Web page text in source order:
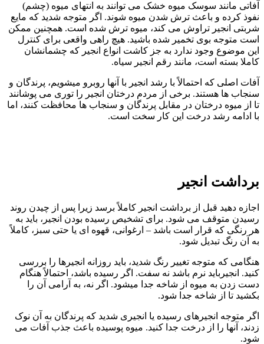
آفاتی مانند سوسک میوه خشک می توانند به انتهای میوه (چشم)
نفوذ کرده و باعث ترش شدن میوه شوند. اگر متوجه شدید که مایع
شربتی انجیر تراوش می کند، میوه ترش شده است. همچنین ممکن
است متوجه بوی تخمیر شده باشید. هیچ راهی واقعی برای کنترل
این موضوع وجود ندارد به جز کاشت انواع انجیر که چشمانشان
کاملا بسته است، مانند رقم انجیر سیاه.
آفات اصلی که احتمالاً با رشد انجیر با آنها روبرو میشویم، پرندگان و
سنجاب ها هستند. برخی از مردم درختان انجیر را توری می پوشانند
تا از میوه درختان در مقابل پرندگان و سنجاب ها محافظت کنند، اما
با ادامه رشد درخت این کار سخت است.
برداشت انجیر
اجازه دهید قبل از برداشت انجیر کاملاً برسد زیرا پس از چیدن روند
رسیدن متوقف می شود. برای تشخیص رسیده بودن انجیر، باید به
هر رنگی که قرار است باشد – ارغوانی، قهوه ای یا حتی سبز، کاملاً
به آن رنگ تبدیل شود.
هنگامی که متوجه تغییر رنگ شدید، باید روزانه انجیرها را بررسی
کنید. انجیرباید نرم باشد نه سفت. اگر رسیده باشد، احتمالاً هنگام
دست زدن به میوه از شاخه جدا میشود. اگر نه، به آرامی آن را
بکشید تا از شاخه جدا شود.
اگر متوجه انجیرهای رسیده یا انجیری شدید که پرندگان به آن نوک
زدند، آنها را از درخت جدا کنید. میوه پوسیده باعث جذب آفات می
شود.